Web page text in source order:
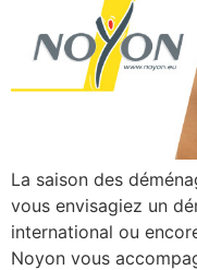
La saison des
vous envisagiez un
international ou
Noyon vous